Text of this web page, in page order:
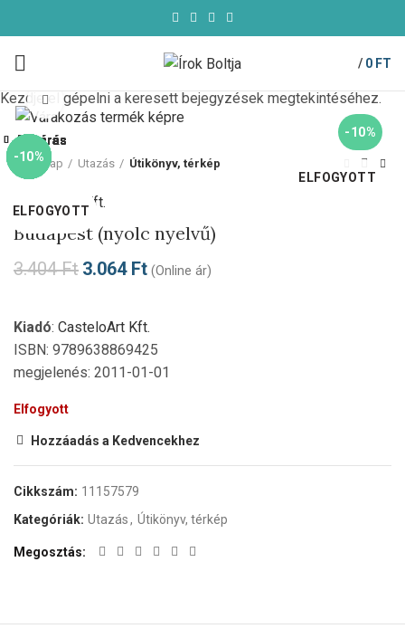
/ 0 FT
-10%
ELFOGYOTT
Click to enlarge
Kezdőlap Utazás Útikönyv, térkép
CasteloArt Kft.
Budapest (nyolc nyelvű)
3.404Ft 3.064 Ft (Online ár)
Kiadó: CasteloArt Kft.
ISBN: 9789638869425
megjelenés: 2011-01-01
Elfogyott
Hozzáadás a Kedvencekhez
Cikkszám: 11157579
Kategóriák: Utazás, Útikönyv, térkép
Megosztás
Bezárás
-10%
ELFOGYOTT
Bezárás
-10%
ELFOGYOTT
Bezárás
-10%
Bezárás
-10%
ELFOGYOTT
Bezárás
-10%
ELFOGYOTT
Bezárás
-10%
ELFOGYOTT
Bezárás
-10%
ELFOGYOTT
Bezárás
Kezdje el gépelni a keresett bejegyzések megtekintéséhez.